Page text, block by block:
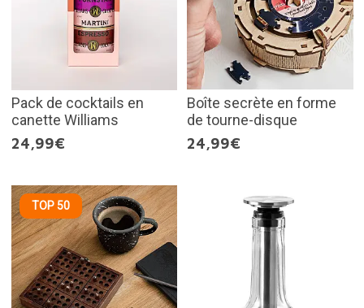
Pack de cocktails en
canette Williams
24,99€
Boîte secrète en forme
de tourne-disque
24,99€
TOP 50